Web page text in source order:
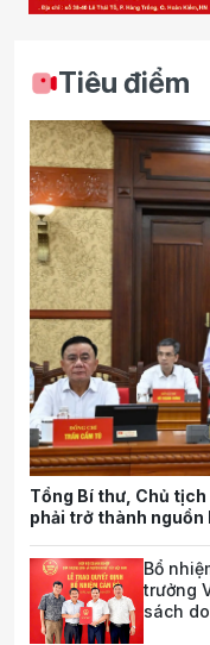
Tiêu điểm
Tổng Bí thư, Chủ
phải trở thành
Bổ
trưởng
sách